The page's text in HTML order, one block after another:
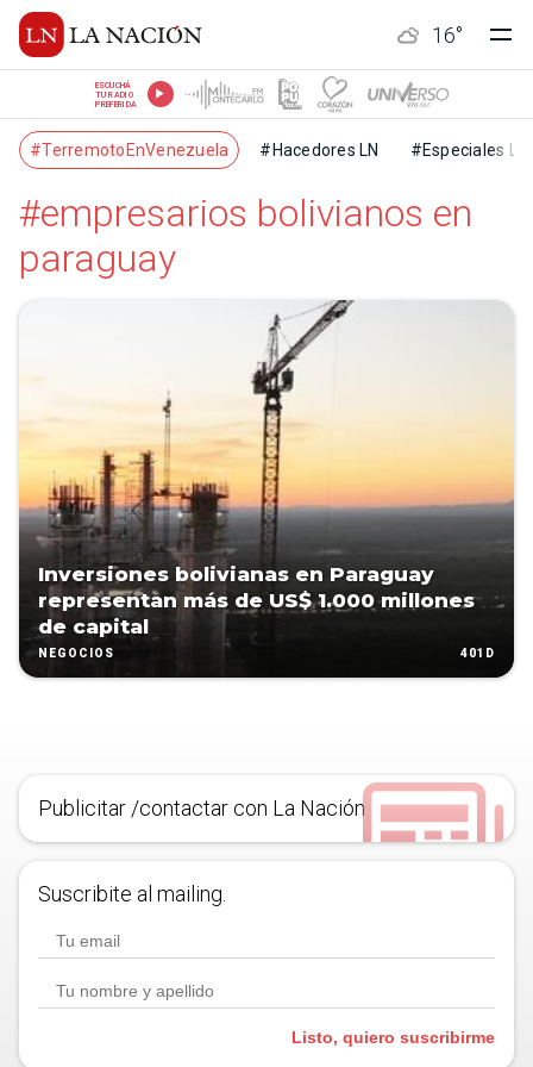
16°
ESCUCHÁ
TU RADIO
PREFERIDA
#TerremotoEnVenezuela #Hacedores LN #Especiales LN
#empresarios bolivianos en
paraguay
Inversiones bolivianas en Paraguay
representan más de US$ 1.000 millones
de capital
NEGOCIOS 401D
Publicitar /contactar con La Nación
Suscribite al mailing.
Listo, quiero suscribirme